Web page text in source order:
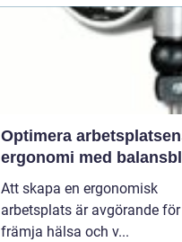
Optimera
ergonomi med
Att skapa en ergonomisk
arbetsplats är avgörande
främja hälsa och v...